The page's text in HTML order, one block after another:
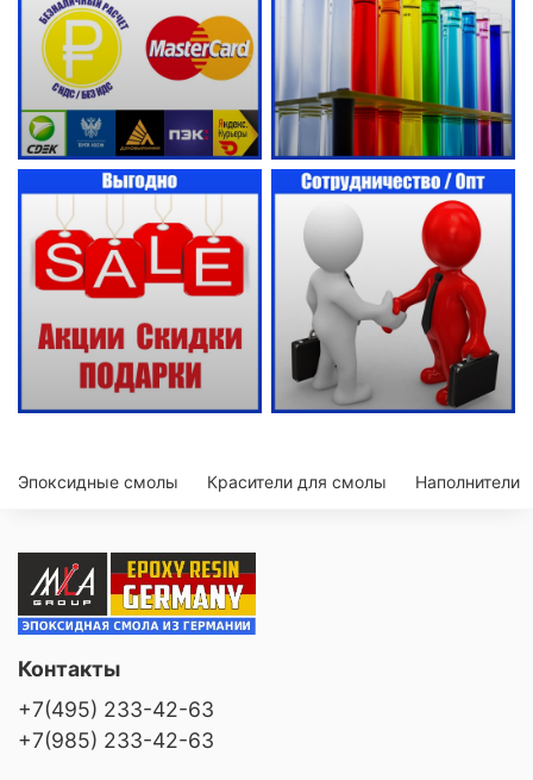
Эпоксидные смолы Красители для смолы Наполнители
Контакты
+7(495) 233-42-63
+7(985) 233-42-63